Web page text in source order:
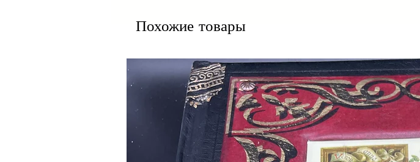
Похожие товары